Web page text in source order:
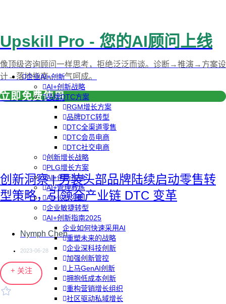
企业AI+创新
AI+创新战略
品牌DTC方案
RGM增长方案
品牌DTC转型
DTC全渠道零售
DTC会员电商
DTC社交电商
创新增长战略
PLG增长方案
AI+创新加速
AI+管理教练
AI+设计冲刺
企业敏捷转型
AI+创新指南2025
企业如何快速采用AI
重塑未来的战略
企业深科技创新
加强创新管控
上马GenAI创新
拥抱低成本创新
重构营销增长组织
社区驱动私域增长
Upskill Pro - 您的AI顾问上线
像顶级咨询顾问一样思考，拒绝泛泛而谈。诊断→推演→方案设
计→落地指南，一气呵成。
立即免费使用
创新洞察 | 男装头部品牌陆续启动零售转
型策略，引领全产业链 DTC 变革
Nymph Chen
2023-06-28
+ 关注